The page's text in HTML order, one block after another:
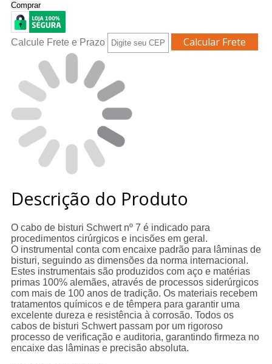
Comprar
Calcule Frete e Prazo
Descrição do Produto
O cabo de bisturi Schwert nº 7 é indicado para
procedimentos cirúrgicos e incisões em geral.
O instrumental conta com encaixe padrão para lâminas de
bisturi, seguindo as dimensões da norma internacional.
Estes instrumentais são produzidos com aço e matérias
primas 100% alemães, através de processos siderúrgicos
com mais de 100 anos de tradição. Os materiais recebem
tratamentos químicos e de têmpera para garantir uma
excelente dureza e resistência à corrosão. Todos os
cabos de bisturi Schwert passam por um rigoroso
processo de verificação e auditoria, garantindo firmeza no
encaixe das lâminas e precisão absoluta.